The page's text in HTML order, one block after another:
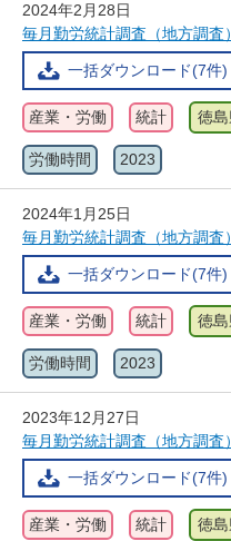
2024年2月28日
毎月勤労統計調査（地方調査
一括ダウンロード(7件)
産業・労働 統計 徳島
労働時間 2023
2024年1月25日
毎月勤労統計調査（地方調査
一括ダウンロード(7件)
産業・労働 統計 徳島
労働時間 2023
2023年12月27日
毎月勤労統計調査（地方調査
一括ダウンロード(7件)
産業・労働 統計 徳島